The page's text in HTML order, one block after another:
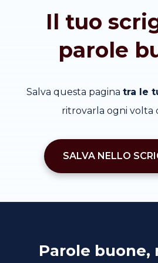
Il tuo
parole
Salva questa pagina tra le
ritrovarla ogni volta
SALVA NELLO
Parole buone,